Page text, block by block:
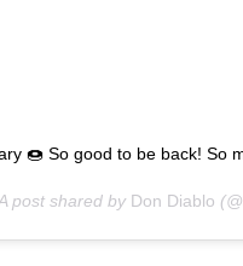
🍩 So good to be back! So
post shared by Don Diablo